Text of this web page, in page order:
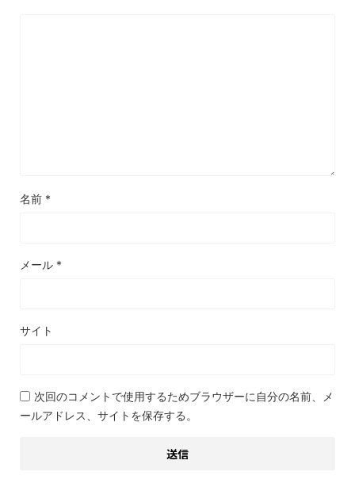
名前 *
メール *
サイト
次回のコメントで使用するためブラウザーに自分の名前、メ
ールアドレス、サイトを保存する。